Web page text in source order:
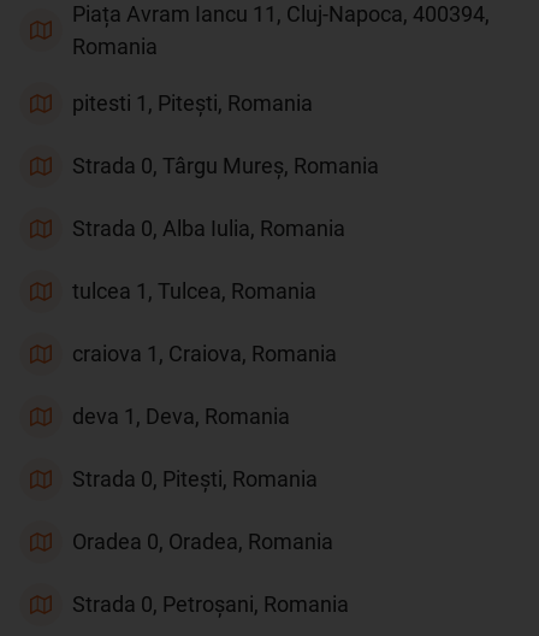
Piața Avram Iancu 11, Cluj-Napoca, 400394,
Romania
pitesti 1, Pitești, Romania
Strada 0, Târgu Mureș, Romania
Strada 0, Alba Iulia, Romania
tulcea 1, Tulcea, Romania
craiova 1, Craiova, Romania
deva 1, Deva, Romania
Strada 0, Pitești, Romania
Oradea 0, Oradea, Romania
Strada 0, Petroșani, Romania